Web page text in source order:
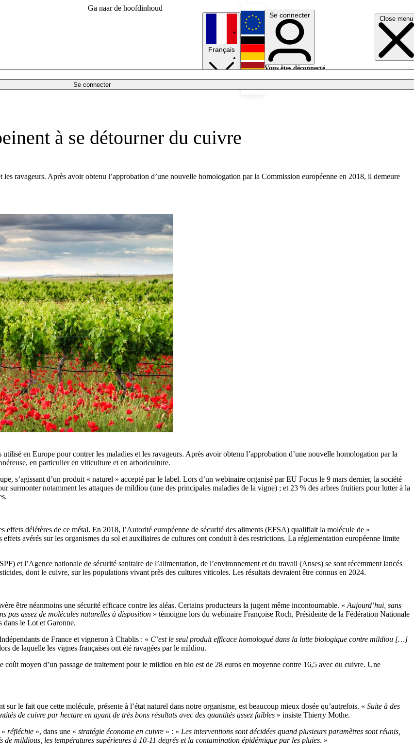
Ga naar de hoofdinhoud
Close menu
Se connecter
Français
English
Deutsch
Se connecter
Vous êtes déconnecté.
à se détourner du cuivre
ravageurs. Après avoir obtenu l’approbation d’une nouvelle homologation par la Commission européenne en 2018, il demeure
en Europe pour contrer les maladies et les ravageurs. Après avoir obtenu l’approbation d’une nouvelle homologation par la
en particulier en viticulture et en arboriculture.
s’agissant d’un produit « naturel » accepté par le label. Lors d’un webinaire organisé par EU Focus le 9 mars dernier, la société
surmonter notamment les attaques de mildiou (une des principales maladies de la vigne) ; et 23 % des arbres fruitiers pour lutter à la
effets délétères de ce métal. En 2018, l’Autorité européenne de sécurité des aliments (EFSA) qualifiait la molécule de «
avérés sur les organismes du sol et auxiliaires de cultures ont conduit à des restrictions. La réglementation européenne limite
et l’Agence nationale de sécurité sanitaire de l’alimentation, de l’environnement et du travail (Anses) se sont récemment lancés
dont le cuivre, sur les populations vivant près des cultures viticoles. Les résultats devraient être connus en 2024.
être néanmoins une sécurité efficace contre les aléas. Certains producteurs la jugent même incontournable. « Aujourd’hui, sans
pas assez de molécules naturelles à disposition » témoigne lors du webinaire Françoise Roch, Présidente de la Fédération Nationale
dans le Lot et Garonne.
de France et vigneron à Chablis : « C’est le seul produit efficace homologué dans la lutte biologique contre mildiou […]
de laquelle les vignes françaises ont été ravagées par le mildiou.
moyen d’un passage de traitement pour le mildiou en bio est de 28 euros en moyenne contre 16,5 avec du cuivre. Une
le fait que cette molécule, présente à l’état naturel dans notre organisme, est beaucoup mieux dosée qu’autrefois. « Suite à des
de cuivre par hectare en ayant de très bons résultats avec des quantités assez faibles » insiste Thierry Mothe.
réfléchie », dans une « stratégie économe en cuivre » : « Les interventions sont décidées quand plusieurs paramètres sont réunis,
mildious, les températures supérieures à 10-11 degrés et la contamination épidémique par les pluies. »